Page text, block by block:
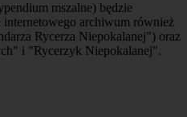
mszalne) będzie
internetowego archiwum również
Rycerza Niepokalanej") oraz
i "Rycerzyk Niepokalanej".